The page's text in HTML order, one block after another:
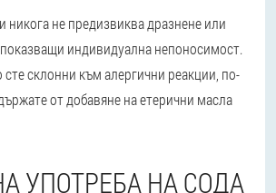
никога не предизвиква дразнене или
индивидуална непоносимост.
сте склонни към алергични реакции, по-
от добавяне на етерични масла
УПОТРЕБА НА СОДА